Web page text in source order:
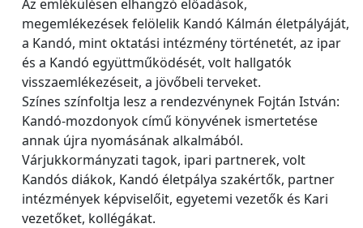
Az emlékülésen elhangzó előadások,
megemlékezések felölelik Kandó Kálmán életpályáját,
a Kandó, mint oktatási intézmény történetét, az ipar
és a Kandó együttműködését, volt hallgatók
visszaemlékezéseit, a jövőbeli terveket.
Színes színfoltja lesz a rendezvénynek Fojtán István:
Kandó-mozdonyok című könyvének ismertetése
annak újra nyomásának alkalmából.
Várjukkormányzati tagok, ipari partnerek, volt
Kandós diákok, Kandó életpálya szakértők, partner
intézmények képviselőit, egyetemi vezetők és Kari
vezetőket, kollégákat.